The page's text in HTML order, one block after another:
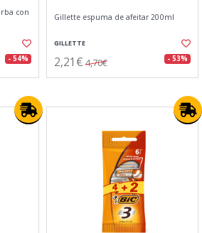
con
- 54%
Gillette espuma de afeitar 200ml
GILLETTE
2,21€ 4,70€ - 53%